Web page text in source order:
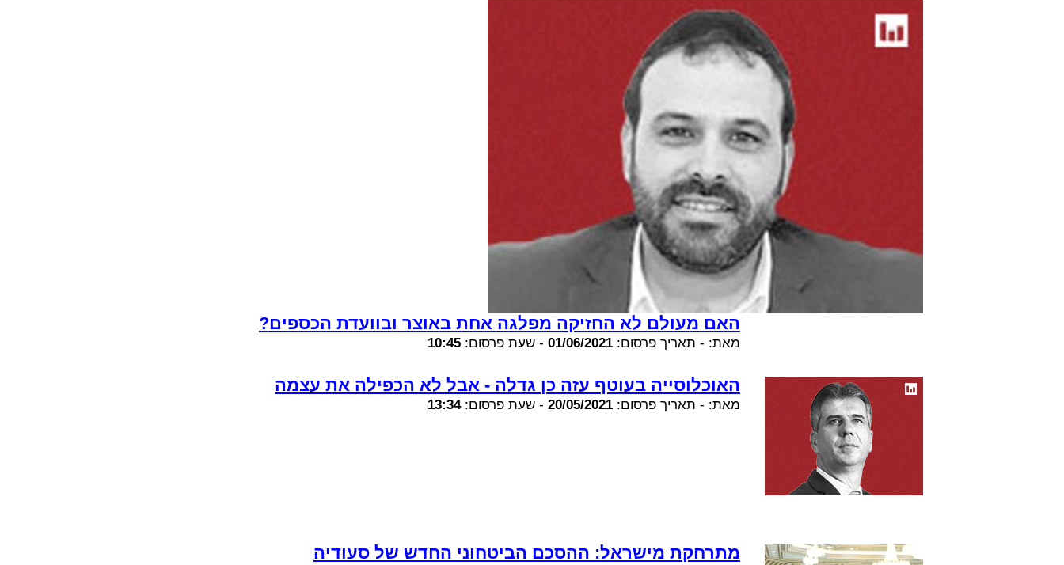
האם מעולם לא החזיקה מפלגה אחת באוצר ובוועדת הכספים?
מאת: - תאריך פרסום: 01/06/2021
- שעת פרסום: 10:45
האוכלוסייה בעוטף עזה כן גדלה - אבל לא הכפילה את עצמה
מאת: - תאריך פרסום: 20/05/2021
- שעת פרסום:13:34
מתרחקת מישראל: ההסכם הביטחוני החדש של סעודיה